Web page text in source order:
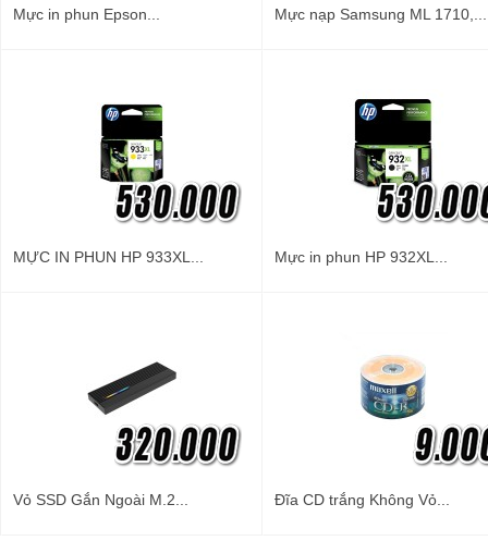
Mực in phun Epson... Mực nạp Samsung ML 1710,...
MỰC IN PHUN HP 933XL... Mực in phun HP 932XL...
Vỏ SSD Gắn Ngoài M.2... Đĩa CD trắng Không Vỏ...